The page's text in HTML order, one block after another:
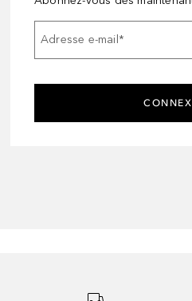
Adresse e-mail*